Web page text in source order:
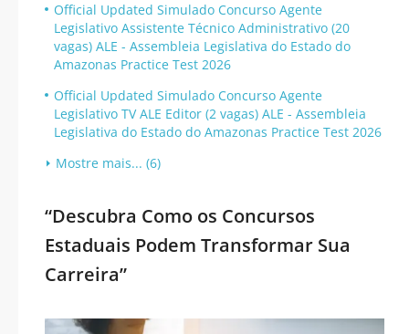
Official Updated Simulado Concurso Agente
Legislativo Assistente Técnico Administrativo (20
vagas) ALE - Assembleia Legislativa do Estado do
Amazonas Practice Test 2026
Official Updated Simulado Concurso Agente
Legislativo TV ALE Editor (2 vagas) ALE - Assembleia
Legislativa do Estado do Amazonas Practice Test 2026
Mostre mais... (6)
“Descubra Como os Concursos
Estaduais Podem Transformar Sua
Carreira”